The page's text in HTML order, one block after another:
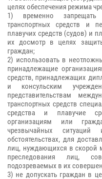
целях обеспечения режима
1) временно запрещать
транспортных средств и
плавучих средств (судов) и
их досмотр в целях
граждан;
2) использовать в
принадлежащие
средств, принадлежащих
и консульским
представительствам
транспортных средств
средства и плавучие
организациям или
чрезвычайных
обстоятельствах, для
лиц, нуждающихся в скорой
преследования лиц,
подозреваемых в их
3) не допускать граждан в